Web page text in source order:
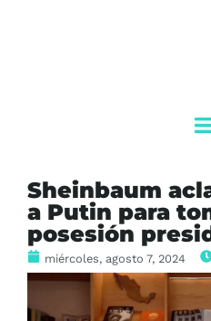
Sheinbaum
a Putin para
posesión
miércoles, agosto 7, 2024